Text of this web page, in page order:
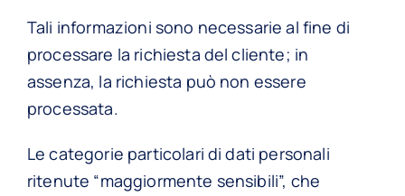
Tali informazioni sono necessarie al fine di
processare la richiesta del cliente; in
assenza, la richiesta può non essere
processata.
Le categorie particolari di dati personali
ritenute “maggiormente sensibili”, che